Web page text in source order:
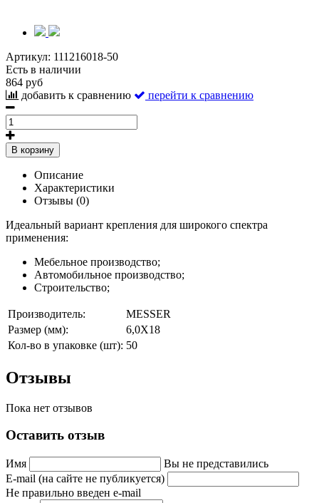
Артикул: 111216018-50
Есть в наличии
864 руб
добавить к сравнению
перейти к сравнению
В корзину
Описание
Характеристики
Отзывы (0)
Идеальный вариант крепления для широкого спектра
применения:
Мебельное производство;
Автомобильное производство;
Строительство;
Производитель:
MESSER
Размер (мм):
6,0Х18
Кол-во в упаковке (шт): 50
Отзывы
Пока нет отзывов
Оставить отзыв
Имя
Вы не представились
E-mail (на сайте не публикуется)
Не правильно введен e-mail